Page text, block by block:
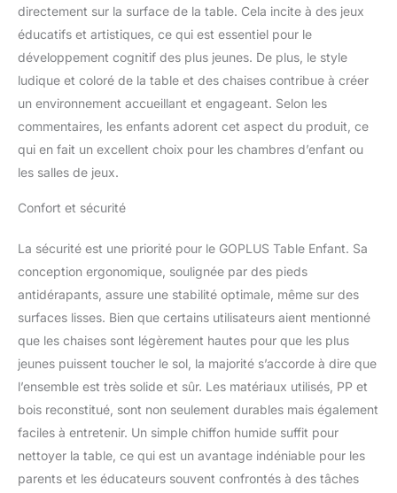
mangent, étudient et
s'amusent. Conçue de
manière ergonomique,
les chaise peuvent
protéger la colonne
vertébrale de l'enfant.
Lorsqu'ils n'est pas
nécessaire, ils peuvent
être empilées pour
peuvent non seulement
être utilisées comme
table à manger, table
d'étude, bureau et table
d'activité, mais aussi
comme table de peinture.
Avec des pinceaux à
base d'eau, les petits
plein. Il suffit d'un chiffon
humide pour le nettoyer.
Idéal pour une utilisation
à la maison, à la
directement sur la surface de la table. Cela incite à des jeux
éducatifs et artistiques, ce qui est essentiel pour le
développement cognitif des plus jeunes. De plus, le style
ludique et coloré de la table et des chaises contribue à créer
un environnement accueillant et engageant. Selon les
commentaires, les enfants adorent cet aspect du produit, ce
qui en fait un excellent choix pour les chambres d’enfant ou
les salles de jeux.
Confort et sécurité
La sécurité est une priorité pour le GOPLUS Table Enfant. Sa
conception ergonomique, soulignée par des pieds
antidérapants, assure une stabilité optimale, même sur des
surfaces lisses. Bien que certains utilisateurs aient mentionné
que les chaises sont légèrement hautes pour que les plus
jeunes puissent toucher le sol, la majorité s’accorde à dire que
l’ensemble est très solide et sûr. Les matériaux utilisés, PP et
bois reconstitué, sont non seulement durables mais également
faciles à entretenir. Un simple chiffon humide suffit pour
nettoyer la table, ce qui est un avantage indéniable pour les
parents et les éducateurs souvent confrontés à des tâches